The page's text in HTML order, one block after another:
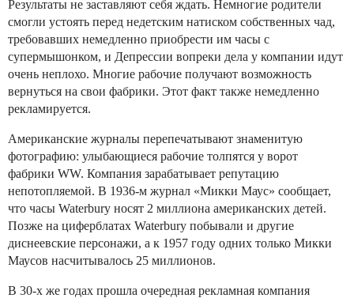
Результаты не заставляют себя ждать. Немногие родители
смогли устоять перед недетским натиском собственных чад,
требовавших немедленно приобрести им часы с
супермышонком, и Депрессии вопреки дела у компании идут
очень неплохо. Многие рабочие получают возможность
вернуться на свои фабрики. Этот факт также немедленно
рекламируется.
Американские журналы перепечатывают знаменитую
фотографию: улыбающиеся рабочие толпятся у ворот
фабрики WW. Компания зарабатывает репутацию
непотопляемой. В 1936-м журнал «Микки Маус» сообщает,
что часы Waterbury носят 2 миллиона американских детей.
Позже на циферблатах Waterbury побывали и другие
диснеевские персонажи, а к 1957 году одних только Микки
Маусов насчитывалось 25 миллионов.
В 30-х же годах прошла очередная рекламная компания